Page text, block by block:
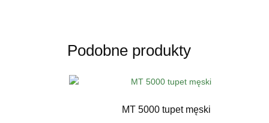
Podobne produkty
MT 5000 tupet męski